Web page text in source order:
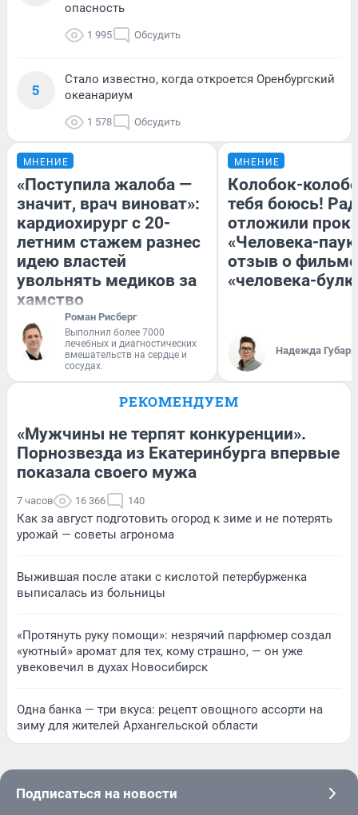
опасность
1 995 Обсудить
5
Стало известно, когда откроется Оренбургский
океанариум
1 578 Обсудить
МНЕНИЕ
«Поступила жалоба —
значит, врач виноват»:
кардиохирург с 20-
летним стажем разнес
идею властей
увольнять медиков за
хамство
Роман Рисберг
Выполнил более 7000
лечебных и диагностических
вмешательств на сердце и
сосудах.
МНЕНИЕ
Колобок-
тебя боюсь!
отложили
«Человека-
отзыв о
«человека-
Надежда Губарь
РЕКОМЕНДУЕМ
«Мужчины не терпят конкуренции».
Порнозвезда из Екатеринбурга впервые
показала своего мужа
7 часов 16 366 140
Как за август подготовить огород к зиме и не потерять
урожай — советы агронома
Выжившая после атаки с кислотой петербурженка
выписалась из больницы
«Протянуть руку помощи»: незрячий парфюмер создал
«уютный» аромат для тех, кому страшно, — он уже
увековечил в духах Новосибирск
Одна банка — три вкуса: рецепт овощного ассорти на
зиму для жителей Архангельской области
Подписаться на новости